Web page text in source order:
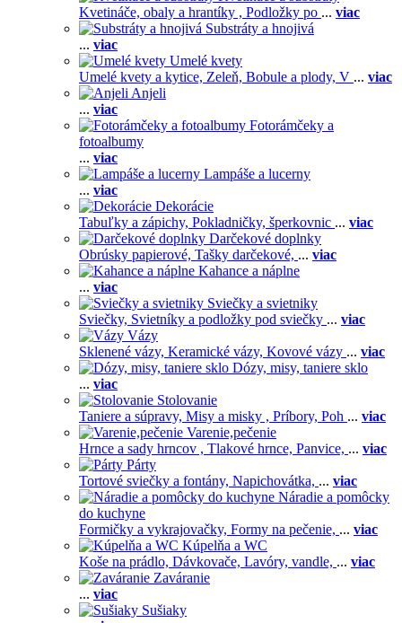
Kvetináče, obaly a hrantíky , Podložky po ... viac
Substráty a hnojivá
... viac
Umelé kvety
Umelé kvety a kytice, Zeleň, Bobule a plody, V ... viac
Anjeli
... viac
Fotorámčeky a
fotoalbumy
... viac
Lampáše a lucerny
... viac
Dekorácie
Tabuľky a zápichy, Pokladničky, šperkovnic ... viac
Darčekové doplnky
Obrúsky papierové, Tašky darčekové, ... viac
Kahance a náplne
... viac
Sviečky a svietniky
Sviečky, Svietníky a podložky pod sviečky ... viac
Vázy
Sklenené vázy, Keramické vázy, Kovové vázy ... viac
Dózy, misy, taniere sklo
... viac
Stolovanie
Taniere a súpravy, Misy a misky , Príbory, Poh ... viac
Varenie,pečenie
Hrnce a sady hrncov , Tlakové hrnce, Panvice, ... viac
Párty
Tortové sviečky a fontány, Napichovátka, ... viac
Náradie a pomôcky
do kuchyne
Formičky a vykrajovačky, Formy na pečenie, ... viac
Kúpelňa a WC
Koše na prádlo, Dávkovače, Lavóry, vandle, ... viac
Zaváranie
... viac
Sušiaky